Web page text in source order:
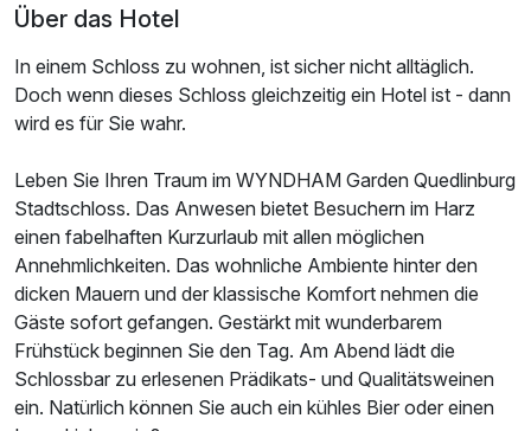
Über das Hotel
In einem Schloss zu wohnen, ist sicher nicht alltäglich.
Doch wenn dieses Schloss gleichzeitig ein Hotel ist - dann
wird es für Sie wahr.
Leben Sie Ihren Traum im WYNDHAM Garden Quedlinburg
Stadtschloss. Das Anwesen bietet Besuchern im Harz
einen fabelhaften Kurzurlaub mit allen möglichen
Annehmlichkeiten. Das wohnliche Ambiente hinter den
dicken Mauern und der klassische Komfort nehmen die
Gäste sofort gefangen. Gestärkt mit wunderbarem
Frühstück beginnen Sie den Tag. Am Abend lädt die
Schlossbar zu erlesenen Prädikats- und Qualitätsweinen
ein. Natürlich können Sie auch ein kühles Bier oder einen